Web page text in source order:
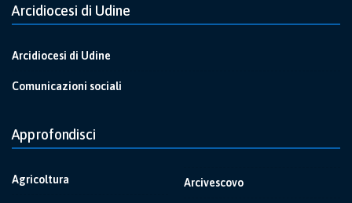
Arcidiocesi di Udine
Arcidiocesi di Udine
Comunicazioni sociali
Approfondisci
Agricoltura Arcivescovo